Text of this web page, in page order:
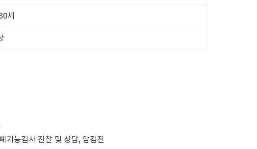
세
기능검사 진찰 및 상담, 암검진